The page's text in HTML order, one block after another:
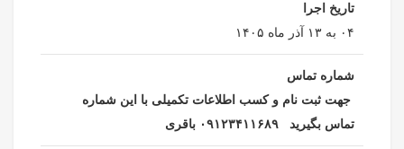
تاریخ اجرا
۰۴ به ۱۳ آذر ماه ۱۴۰۵
شماره تماس
جهت ثبت نام و کسب اطلاعات تکمیلی با این شماره
تماس بگیرید ۰۹۱۲۳۴۱۱۶۸۹ باقری